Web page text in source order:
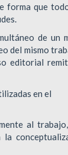
forma que
de un
del mismo
editorial
en el
al